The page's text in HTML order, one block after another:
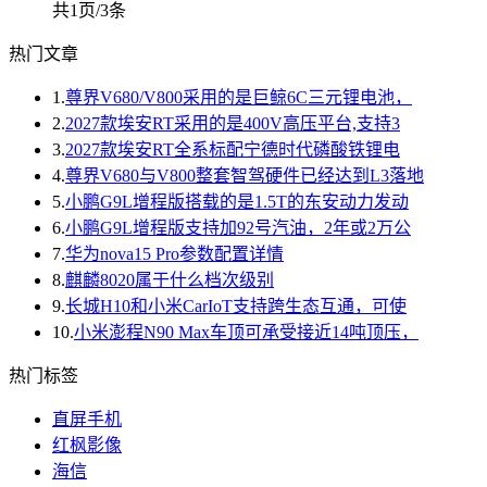
共1页/3条
热门文章
1.尊界V680/V800采用的是巨鲸6C三元锂电池，
2.2027款埃安RT采用的是400V高压平台,支持3
3.2027款埃安RT全系标配宁德时代磷酸铁锂电
4.尊界V680与V800整套智驾硬件已经达到L3落地
5.小鹏G9L增程版搭载的是1.5T的东安动力发动
6.小鹏G9L增程版支持加92号汽油，2年或2万公
7.华为nova15 Pro参数配置详情
8.麒麟8020属于什么档次级别
9.长城H10和小米CarIoT支持跨生态互通，可使
10.小米澎程N90 Max车顶可承受接近14吨顶压，
热门标签
直屏手机
红枫影像
海信